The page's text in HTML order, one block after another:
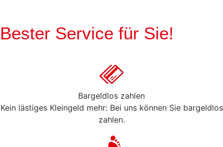
Bester Service für Sie!
Bargeldlos zahlen
Kein lästiges Kleingeld mehr: Bei uns können Sie bargeldlos
zahlen.